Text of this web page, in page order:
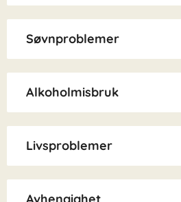
Søvnproblemer
Alkoholmisbruk
Livsproblemer